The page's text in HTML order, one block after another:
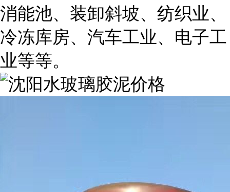
消能池、装卸斜坡、纺织业、
冷冻库房、汽车工业、电子工
业等等。